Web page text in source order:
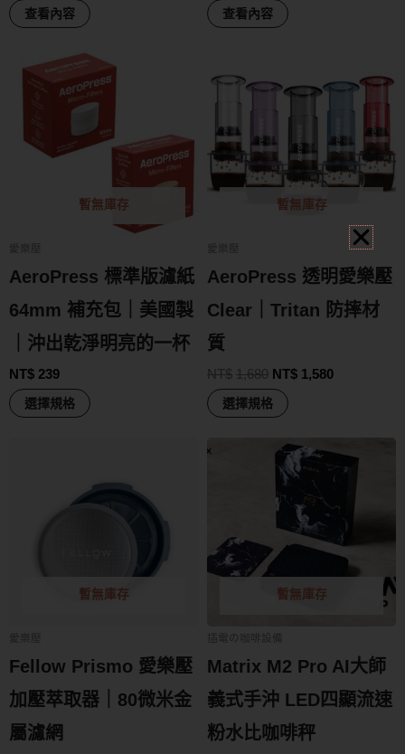
查看內容 查看內容
暫無庫存
愛樂壓
AeroPress 標準版濾紙
64mm 補充包｜美國製
｜沖出乾淨明亮的一杯
NT$ 239
選擇規格
暫無庫存
愛樂壓
AeroPress 透明愛樂壓
Clear｜Tritan 防摔材
質
NT$ 1,680 NT$ 1,580
選擇規格
暫無庫存
愛樂壓
Fellow Prismo 愛樂壓
加壓萃取器｜80微米金
屬濾網
暫無庫存
插電の咖啡設備
Matrix M2 Pro AI大師
義式手沖 LED四顯流速
粉水比咖啡秤